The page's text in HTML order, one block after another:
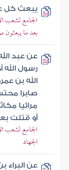
يبعث كل
الجامع لشعب
بعد ما
عن عبد
رسول الله
الله بن
صابرا
مرائيا
أو قتلت
الجامع لشعب
الجهاد
عن البراء